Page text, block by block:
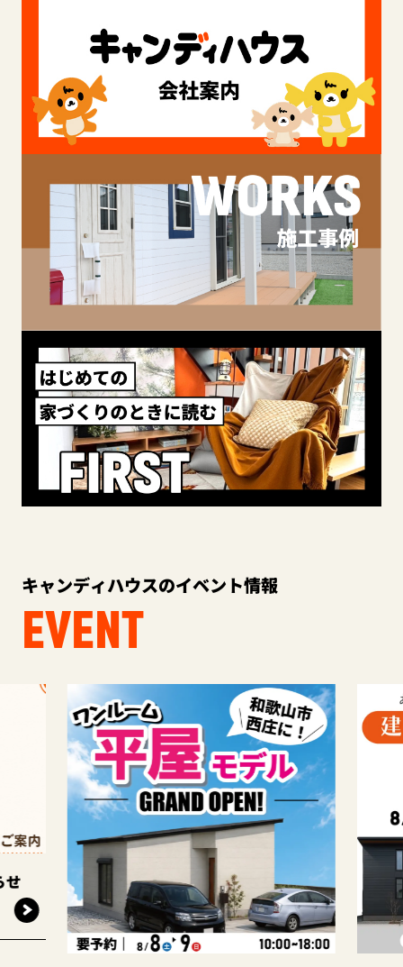
キャンディハウスのイベント情報
EVENT
せ